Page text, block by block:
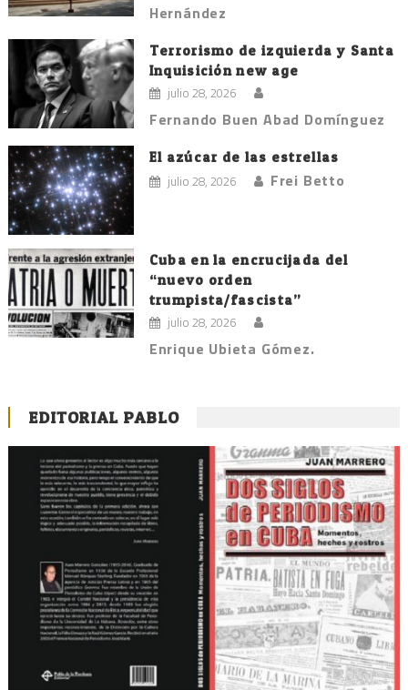
Hernández
Terrorismo de izquierda y Santa
Inquisición new age
julio 28, 2026
Fernando Buen Abad Domínguez
El azúcar de las estrellas
julio 28, 2026 Frei Betto
Cuba en la encrucijada del
“nuevo orden
trumpista/fascista”
julio 28, 2026
Enrique Ubieta Gómez.
EDITORIAL PABLO